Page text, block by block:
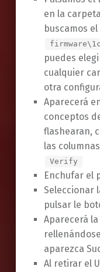
en la
buscamos
puedes
cualquier
otra
Aparecerá
conceptos
flashearan,
las columnas
Verify
Enchufar el
Seleccionar
pulsar le
Aparecerá
aparezca
Al retirar el